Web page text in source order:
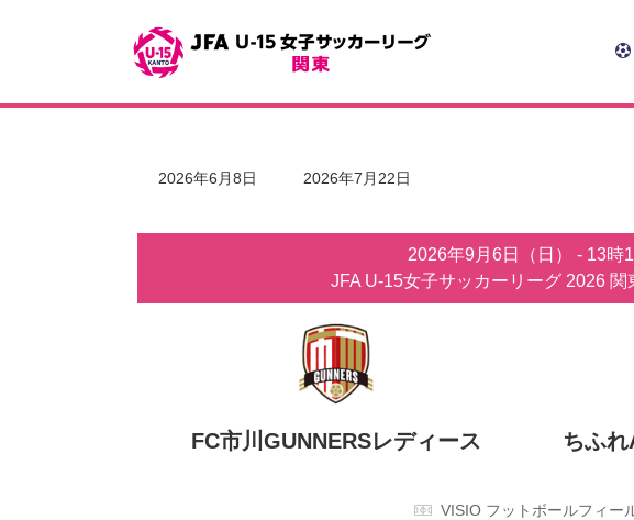
ツ
シ
2026年6月8日
最
新
2026年7月22日
2026年9月6日（日） - 13時
JFA U-15女子サッカーリーグ 2026 関
FC市川GUNNERSレディース ちふ
VISIO フットボールフィー